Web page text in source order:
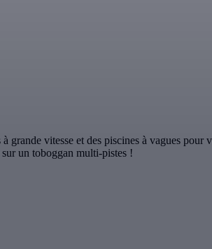
vitesse et des piscines à vagues
un toboggan multi-pistes !